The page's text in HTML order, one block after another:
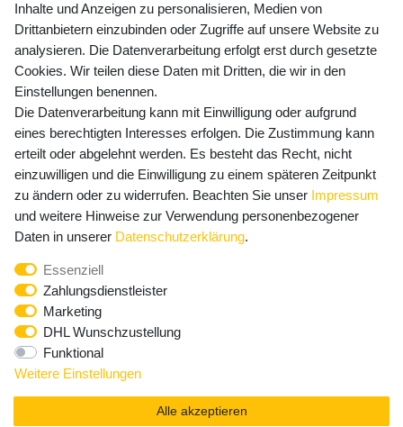
Preisangaben inkl. gesetzl. MwSt. und zzgl. Service- und
Versandkosten
Newsletter Anmeldung - Keine Angebote
mehr verpassen!
E-MAIL **
Newsletter
Honig
Hiermit bestätige ich, dass ich dieDaten­schutz­erklärung
widerrufen.**
Abonnieren
** Hierbei handelt es sich um ein Pflichtfeld.
Inhalte und Anzeigen zu personalisieren, Medien von
Drittanbietern einzubinden oder Zugriffe auf unsere Website zu
analysieren. Die Datenverarbeitung erfolgt erst durch gesetzte
Cookies. Wir teilen diese Daten mit Dritten, die wir in den
Einstellungen benennen.
Die Datenverarbeitung kann mit Einwilligung oder aufgrund
eines berechtigten Interesses erfolgen. Die Zustimmung kann
erteilt oder abgelehnt werden. Es besteht das Recht, nicht
einzuwilligen und die Einwilligung zu einem späteren Zeitpunkt
zu ändern oder zu widerrufen. Beachten Sie unser Impressum
und weitere Hinweise zur Verwendung personenbezogener
Daten in unserer Daten­schutz­erklärung.
Essenziell
Zahlungsdienstleister
Marketing
DHL Wunschzustellung
Funktional
Weitere Einstellungen
Alle akzeptieren